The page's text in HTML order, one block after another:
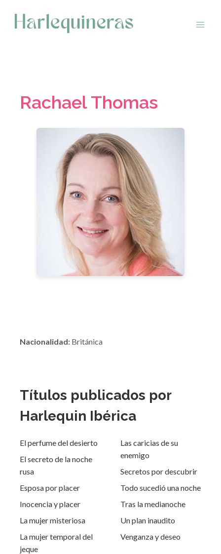
contenido
Rachael Thomas
Nacionalidad: Británica
Títulos publicados por
Harlequin Ibérica
El perfume del desierto
El secreto de la noche
rusa
Esposa por placer
Inocencia y placer
La mujer misteriosa
La mujer temporal del
jeque
Las caricias de su
enemigo
Secretos por descubrir
Todo sucedió una noche
Tras la medianoche
Un plan inaudito
Venganza y deseo